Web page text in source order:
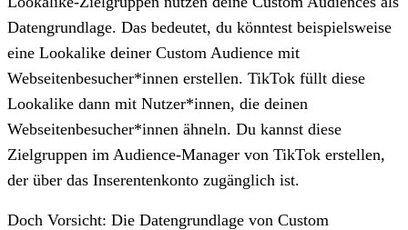
Datengrundlage. Das bedeutet, du könntest beispielsweise
eine Lookalike deiner Custom Audience mit
Webseitenbesucher*innen erstellen. TikTok füllt diese
Lookalike dann mit Nutzer*innen, die deinen
Webseitenbesucher*innen ähneln. Du kannst diese
Zielgruppen im Audience-Manager von TikTok erstellen,
der über das Inserentenkonto zugänglich ist.
Doch Vorsicht: Die Datengrundlage von Custom